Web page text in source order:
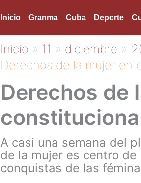
Inicio Granma Cuba Deporte
Inicio 11 diciembre
Derechos de la mujer en
Derechos de
A casi una semana del
de la mujer es centro
conquistas de las